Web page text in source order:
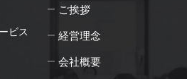
ビス
ご挨拶
経営理念
会社概要